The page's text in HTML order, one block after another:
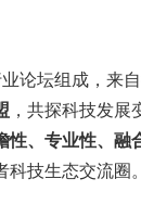
业论坛组成，来
，共探科技发
性、专业性、融
技生态交流圈。